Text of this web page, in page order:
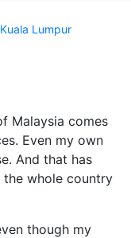
Lumpur
Malaysia comes
Even my own
And that has
whole country
though my